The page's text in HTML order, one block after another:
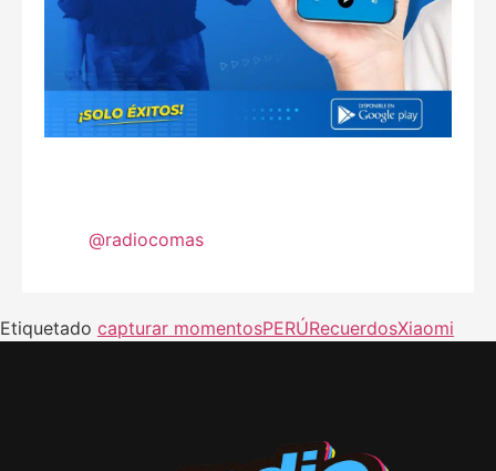
@radiocomas
Etiquetado capturar momentosPERÚRecuerdosXiaomi